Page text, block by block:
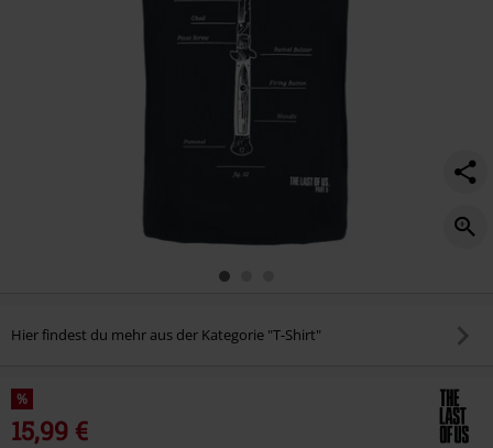
Hier findest du mehr aus der Kategorie "T-Shirt"
%
15,99 €